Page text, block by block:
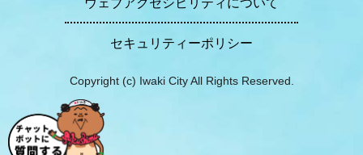
ウェブアクセシビリティについて
セキュリティーポリシー
Copyright (c) Iwaki City All Rights Reserved.